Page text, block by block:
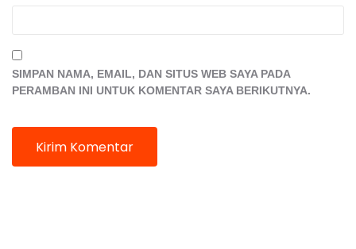
SIMPAN NAMA, EMAIL, DAN SITUS WEB SAYA PADA
PERAMBAN INI UNTUK KOMENTAR SAYA BERIKUTNYA.